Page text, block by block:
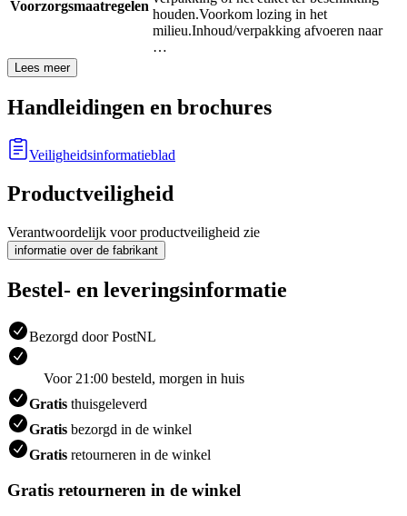
Voorzorgsmaatregelen
houden.Voorkom lozing in het
milieu.Inhoud/verpakking afvoeren naar
…
Lees meer
Handleidingen en brochures
Veiligheidsinformatieblad
Productveiligheid
Verantwoordelijk voor productveiligheid zie
informatie over de fabrikant
Bestel- en leveringsinformatie
Bezorgd door PostNL
Voor 21:00 besteld, morgen in huis
Gratis thuisgeleverd
Gratis bezorgd in de winkel
Gratis retourneren in de winkel
Gratis retourneren in de winkel